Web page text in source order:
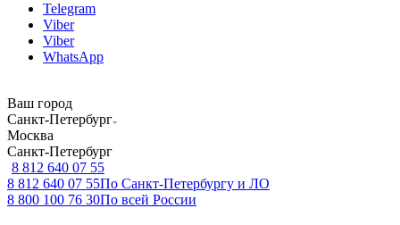
Telegram
Viber
Viber
WhatsApp
Ваш город
Санкт-Петербург
Москва
Санкт-Петербург
8 812 640 07 55
8 812 640 07 55По Санкт-Петербургу и ЛО
8 800 100 76 30По всей России